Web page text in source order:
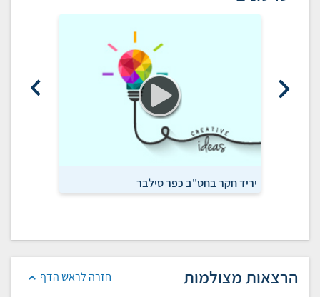
יריד חקר בחט"ב כפר סילבר
חזרה לראש הדף הרצאות מצולמות